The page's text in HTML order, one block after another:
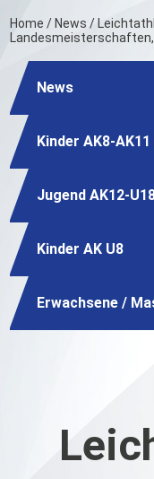
Home /News /
News
Kinder AK8-AK11
Jugend AK12-
Kinder AK U8
Erwachsene /